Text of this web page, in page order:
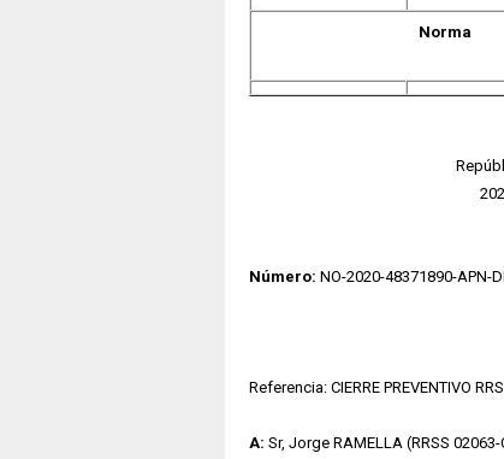
Norma
Número: NO-2020-48371890-APN-
Referencia: CIERRE PREVENTIVO
A: Sr, Jorge RAMELLA (RRSS